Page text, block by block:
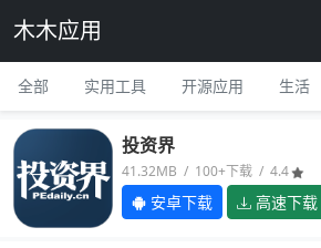
木木应用
全部 实用工具 开源应用 生活
投资界
41.32MB / 100+下载 / 4.4
安卓下载 高速下载